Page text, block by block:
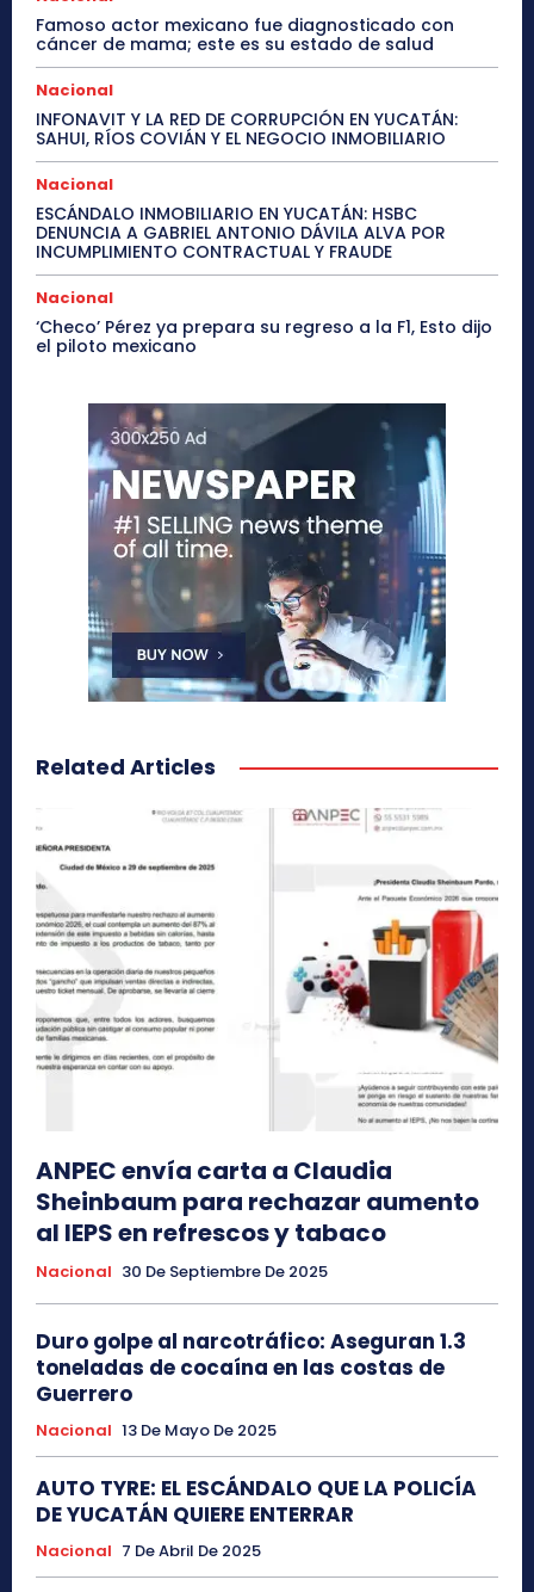
Famoso actor mexicano fue diagnosticado con
cáncer de mama; este es su estado de salud
Nacional
INFONAVIT Y LA RED DE CORRUPCIÓN EN YUCATÁN:
SAHUI, RÍOS COVIÁN Y EL NEGOCIO INMOBILIARIO
Nacional
ESCÁNDALO INMOBILIARIO EN YUCATÁN: HSBC
DENUNCIA A GABRIEL ANTONIO DÁVILA ALVA POR
INCUMPLIMIENTO CONTRACTUAL Y FRAUDE
Nacional
‘Checo’ Pérez ya prepara su regreso a la F1, Esto dijo
el piloto mexicano
Related Articles
ANPEC envía carta a Claudia
Sheinbaum para rechazar aumento
al IEPS en refrescos y tabaco
Nacional 30 De Septiembre De 2025
Duro golpe al narcotráfico: Aseguran 1.3
toneladas de cocaína en las costas de
Guerrero
Nacional 13 De Mayo De 2025
AUTO TYRE: EL ESCÁNDALO QUE LA POLICÍA
DE YUCATÁN QUIERE ENTERRAR
Nacional 7 De Abril De 2025